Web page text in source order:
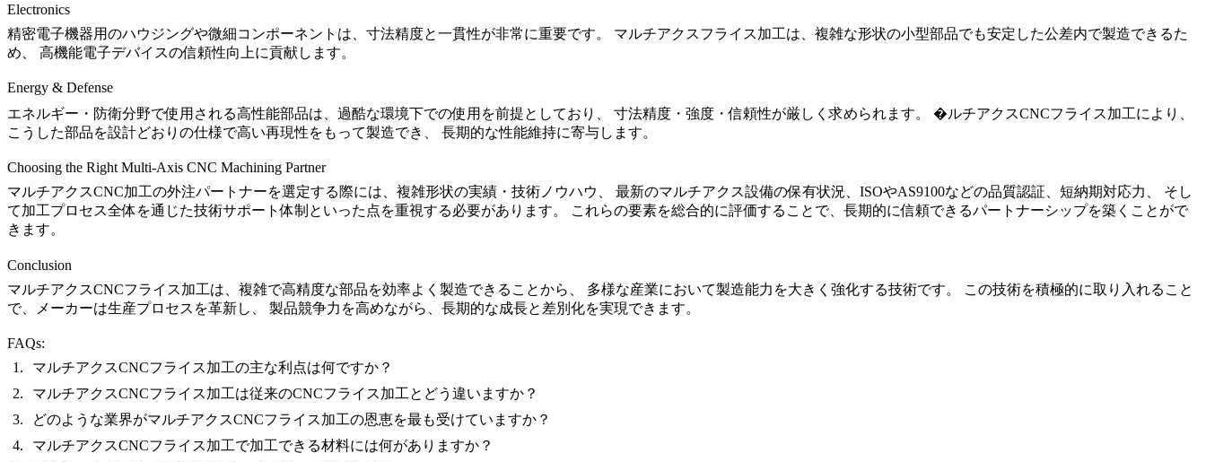
Electronics
精密電子機器用のハウジングや微細コンポーネントは、寸法精度と一貫性が非常に重要です。 マルチアクスフライス加工は、複雑な形状の小型部品でも安定した公差内で製造できるた
め、 高機能電子デバイスの信頼性向上に貢献します。
Energy & Defense
エネルギー・防衛分野で使用される高性能部品は、過酷な環境下での使用を前提としており、 寸法精度・強度・信頼性が厳しく求められます。 �ルチアクスCNCフライス加工により、
こうした部品を設計どおりの仕様で高い再現性をもって製造でき、 長期的な性能維持に寄与します。
Choosing the Right Multi-Axis CNC Machining Partner
マルチアクスCNC加工の外注パートナーを選定する際には、複雑形状の実績・技術ノウハウ、 最新のマルチアクス設備の保有状況、ISOやAS9100などの品質認証、短納期対応力、 そし
て加工プロセス全体を通じた技術サポート体制といった点を重視する必要があります。 これらの要素を総合的に評価することで、長期的に信頼できるパートナーシップを築くことがで
きます。
Conclusion
マルチアクスCNCフライス加工は、複雑で高精度な部品を効率よく製造できることから、 多様な産業において製造能力を大きく強化する技術です。 この技術を積極的に取り入れること
で、メーカーは生産プロセスを革新し、 製品競争力を高めながら、長期的な成長と差別化を実現できます。
FAQs:
マルチアクスCNCフライス加工の主な利点は何ですか？
マルチアクスCNCフライス加工は従来のCNCフライス加工とどう違いますか？
どのような業界がマルチアクスCNCフライス加工の恩恵を最も受けていますか？
マルチアクスCNCフライス加工で加工できる材料には何がありますか？